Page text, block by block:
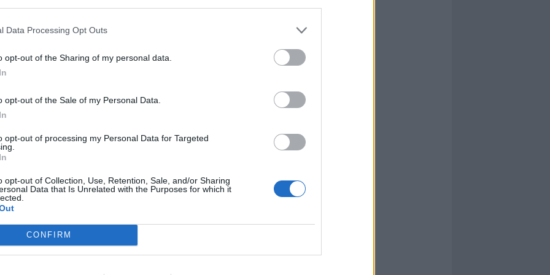
Data Processing Opt Outs
opt-out of the Sharing of my personal data.
opt-out of the Sale of my Personal Data.
opt-out of processing my Personal Data for Targeted
opt-out of Collection, Use, Retention, Sale, and/or Sharing
Data that Is Unrelated with the Purposes for which it
CONFIRM
a tutti di partecipare a quella che è una
e di civiltà - sottolinea
e come ha ammesso la stessa
sono dati sufficienti per sapere quali
il siero sperimentale. Mentre sappiamo
perché lo dicono i numeri, che il rischio
Covid per i minori di dieci anni, in
gravi patologie preesistenti è